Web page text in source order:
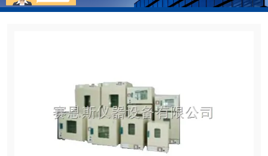
享受诺基仪器优质售后服务